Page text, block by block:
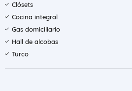
Clósets
Cocina integral
Gas domiciliario
Hall de alcobas
Turco